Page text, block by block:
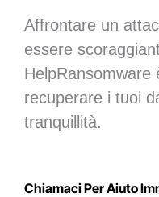
Affrontare un
essere
HelpRansomware
recuperare i tuoi
tranquillità.
Chiamaci Per Aiuto